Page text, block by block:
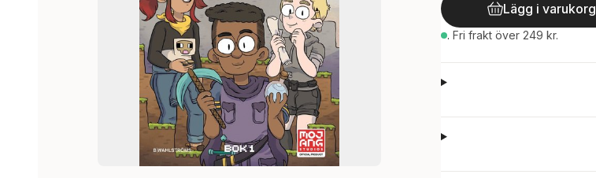
Lägg i varukorg
. Fri frakt över 249 kr.